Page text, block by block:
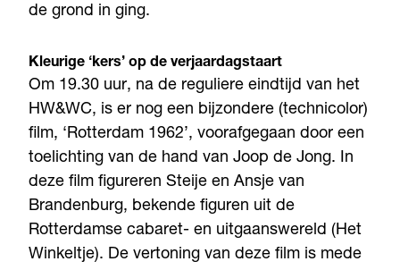
de grond in ging.
Kleurige ‘kers’ op de verjaardagstaart
Om 19.30 uur, na de reguliere eindtijd van het
HW&WC, is er nog een bijzondere (technicolor)
film, ‘Rotterdam 1962’, voorafgegaan door een
toelichting van de hand van Joop de Jong. In
deze film figureren Steije en Ansje van
Brandenburg, bekende figuren uit de
Rotterdamse cabaret- en uitgaanswereld (Het
Winkeltje). De vertoning van deze film is mede